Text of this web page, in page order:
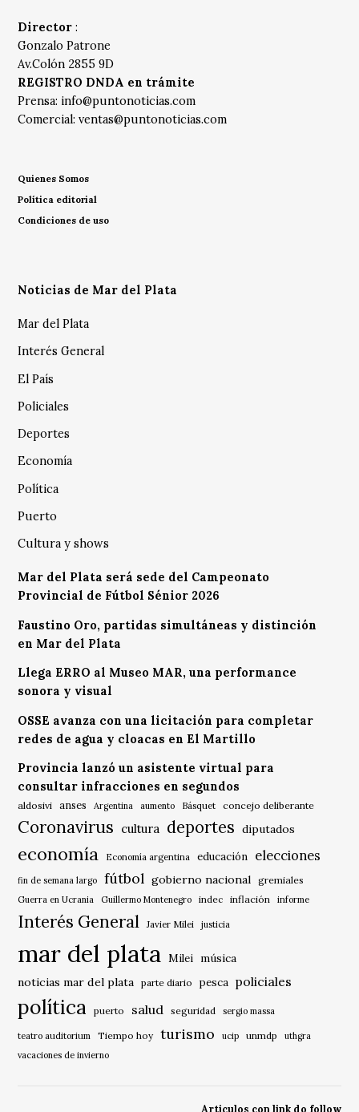
Director :
Gonzalo Patrone
Av.Colón 2855 9D
REGISTRO DNDA en trámite
Prensa: info@puntonoticias.com
Comercial:ventas@puntonoticias.com
Quienes Somos
Política editorial
Condiciones de uso
Noticias de Mar del Plata
Mar del Plata
Interés General
El País
Policiales
Deportes
Economía
Política
Puerto
Cultura y shows
Mar del Plata será sede del Campeonato
Provincial de Fútbol Sénior 2026
Faustino Oro, partidas simultáneas y distinción
en Mar del Plata
Llega ERRO al Museo MAR, una performance
sonora y visual
OSSE avanza con una licitación para completar
redes de agua y cloacas en El Martillo
Provincia lanzó un asistente virtual para
consultar infracciones en segundos
aldosivi anses Argentina aumento Básquet concejo deliberante
Coronavirus cultura deportes diputados
economía Economía argentina educación elecciones
fin de semana largo fútbol gobierno nacional gremiales
Guerra en Ucrania Guillermo Montenegro indec inflación informe
Interés General Javier Milei justicia
mar del plata Milei música
noticias mar del plata
parte diario pesca policiales
política puerto salud seguridad sergio massa
teatro auditorium Tiempo hoy turismo ucip unmdp
uthgra
vacaciones de invierno
Articulos con link do follow